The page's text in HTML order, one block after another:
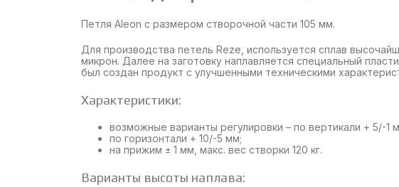
Петля Aleon с размером створочной части 105 мм.
Для производства петель Reze, используется сплав
микрон. Далее на заготовку наплавляется специальный
был создан продукт с улучшенными техническими
Характеристики:
возможные варианты регулировки – по вертикали + 5/-1
по горизонтали + 10/-5 мм;
на прижим ± 1 мм, макс. вес створки 120 кг.
Варианты высоты наплава: